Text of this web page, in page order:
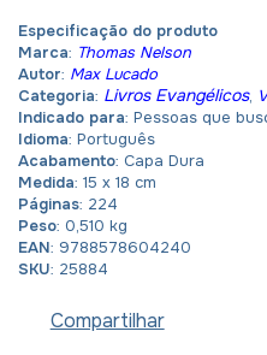
Especificação do produto
Marca: Thomas Nelson
Autor: Max Lucado
Categoria: Livros Evangélicos,
Indicado para: Pessoas que
Idioma: Português
Acabamento: Capa Dura
Medida: 15 x 18 cm
Páginas: 224
Peso: 0,510 kg
EAN: 9788578604240
SKU: 25884
Compartilhar